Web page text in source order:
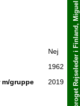
Nej
1962
gruppe
2019
Book med det samme